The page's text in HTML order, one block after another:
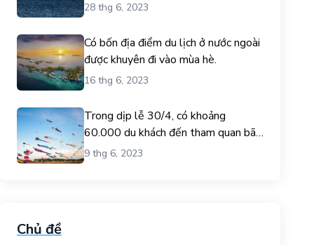
28 thg 6, 2023
Có bốn địa điểm du lịch ở nước ngoài
được khuyên đi vào mùa hè.
16 thg 6, 2023
Trong dịp lễ 30/4, có khoảng
60.000 du khách đến tham quan bãi
biển Gò Công.
9 thg 6, 2023
Chủ đề